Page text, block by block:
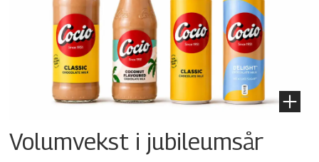
Volumvekst i jubileumsår